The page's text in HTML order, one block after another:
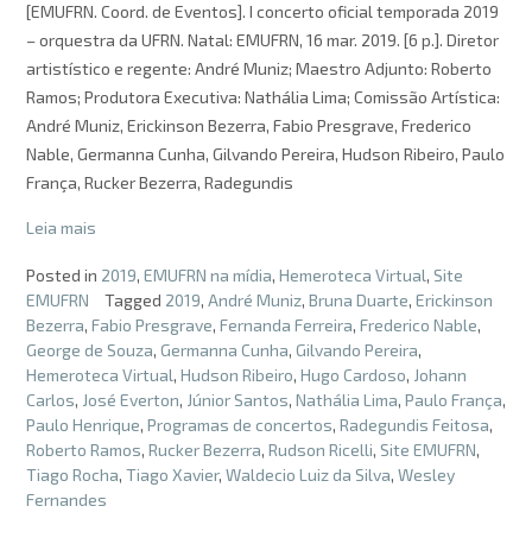
[EMUFRN. Coord. de Eventos]. I concerto oficial temporada 2019
– orquestra da UFRN. Natal: EMUFRN, 16 mar. 2019. [6 p.]. Diretor
artistístico e regente: André Muniz; Maestro Adjunto: Roberto
Ramos; Produtora Executiva: Nathália Lima; Comissão Artística:
André Muniz, Erickinson Bezerra, Fabio Presgrave, Frederico
Nable, Germanna Cunha, Gilvando Pereira, Hudson Ribeiro, Paulo
França, Rucker Bezerra, Radegundis
Leia mais
Posted in 2019, EMUFRN na mídia, Hemeroteca Virtual, Site
EMUFRN
Tagged 2019, André Muniz, Bruna Duarte, Erickinson
Bezerra, Fabio Presgrave, Fernanda Ferreira, Frederico Nable,
George de Souza, Germanna Cunha, Gilvando Pereira,
Hemeroteca Virtual, Hudson Ribeiro, Hugo Cardoso, Johann
Carlos, José Everton, Júnior Santos, Nathália Lima, Paulo França,
Paulo Henrique, Programas de concertos, Radegundis Feitosa,
Roberto Ramos, Rucker Bezerra, Rudson Ricelli, Site EMUFRN,
Tiago Rocha, Tiago Xavier, Waldecio Luiz da Silva, Wesley
Fernandes